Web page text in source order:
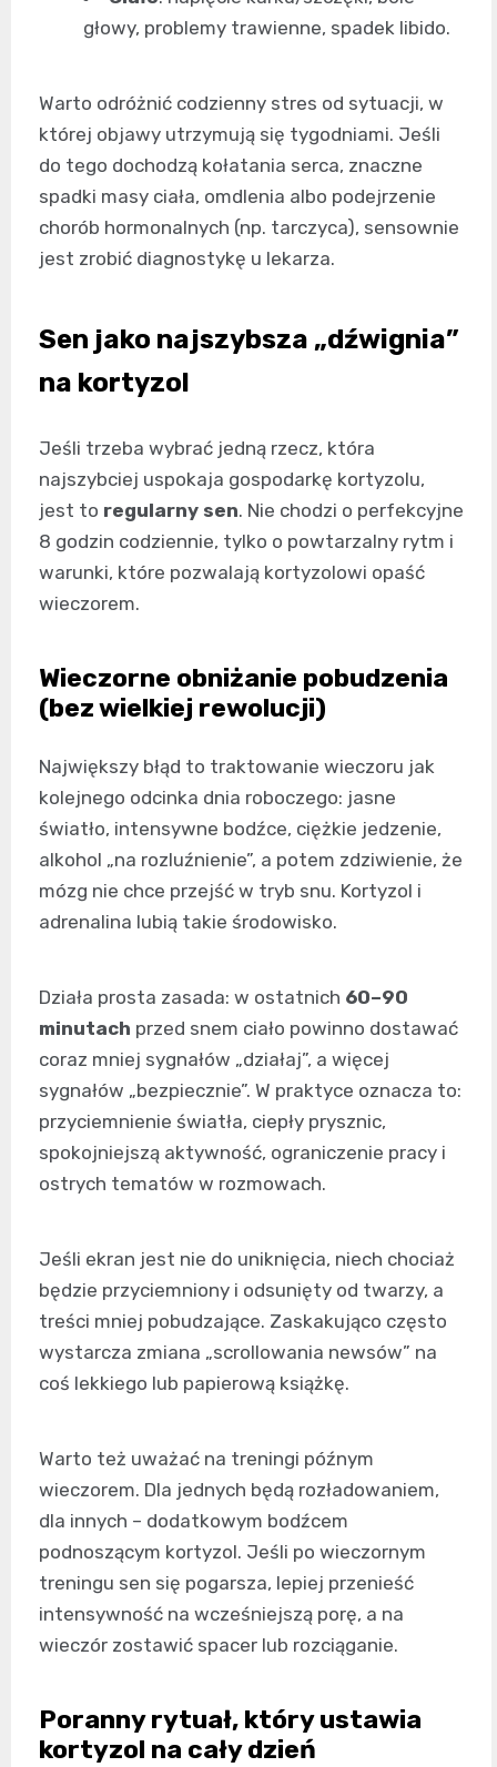
głowy, problemy trawienne, spadek libido.
Warto odróżnić codzienny stres od sytuacji, w
której objawy utrzymują się tygodniami. Jeśli
do tego dochodzą kołatania serca, znaczne
spadki masy ciała, omdlenia albo podejrzenie
chorób hormonalnych (np. tarczyca), sensownie
jest zrobić diagnostykę u lekarza.
Sen jako najszybsza „dźwignia”
na kortyzol
Jeśli trzeba wybrać jedną rzecz, która
najszybciej uspokaja gospodarkę kortyzolu,
jest to regularny sen. Nie chodzi o perfekcyjne
8 godzin codziennie, tylko o powtarzalny rytm i
warunki, które pozwalają kortyzolowi opaść
wieczorem.
Wieczorne obniżanie pobudzenia
(bez wielkiej rewolucji)
Największy błąd to traktowanie wieczoru jak
kolejnego odcinka dnia roboczego: jasne
światło, intensywne bodźce, ciężkie jedzenie,
alkohol „na rozluźnienie”, a potem zdziwienie, że
mózg nie chce przejść w tryb snu. Kortyzol i
adrenalina lubią takie środowisko.
Działa prosta zasada: w ostatnich 60–90
minutach przed snem ciało powinno dostawać
coraz mniej sygnałów „działaj”, a więcej
sygnałów „bezpiecznie”. W praktyce oznacza to:
przyciemnienie światła, ciepły prysznic,
spokojniejszą aktywność, ograniczenie pracy i
ostrych tematów w rozmowach.
Jeśli ekran jest nie do uniknięcia, niech chociaż
będzie przyciemniony i odsunięty od twarzy, a
treści mniej pobudzające. Zaskakująco często
wystarcza zmiana „scrollowania newsów” na
coś lekkiego lub papierową książkę.
Warto też uważać na treningi późnym
wieczorem. Dla jednych będą rozładowaniem,
dla innych – dodatkowym bodźcem
podnoszącym kortyzol. Jeśli po wieczornym
treningu sen się pogarsza, lepiej przenieść
intensywność na wcześniejszą porę, a na
wieczór zostawić spacer lub rozciąganie.
Poranny rytuał, który ustawia
kortyzol na cały dzień